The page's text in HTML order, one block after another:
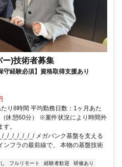
ー)技術者募集
守経験必須】資格取得支援あり
り8時間 平均勤務日数：1ヶ月あた
休憩60分） ※案件状況により時間外
。
_/_/_/_/_/_/ メガバンク基盤を支える
ンフラの最前線で、 本物の基盤技術
フルリモート 経験者歓迎
研修あり